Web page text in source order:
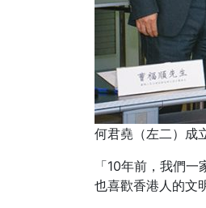
何君堯（左二）成
「10年前，我們
也喜歡香港人的文